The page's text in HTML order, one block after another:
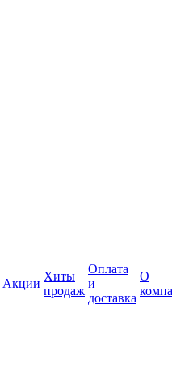
Акции
Хиты
продаж
Оплата
и
доставка
О